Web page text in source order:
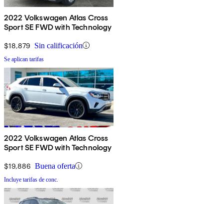
2022 Volkswagen Atlas Cross
Sport SE FWD with Technology
$18,879 Sin calificación
Se aplican tarifas
2022 Volkswagen Atlas Cross
Sport SE FWD with Technology
$19,886 Buena oferta
Incluye tarifas de conc.